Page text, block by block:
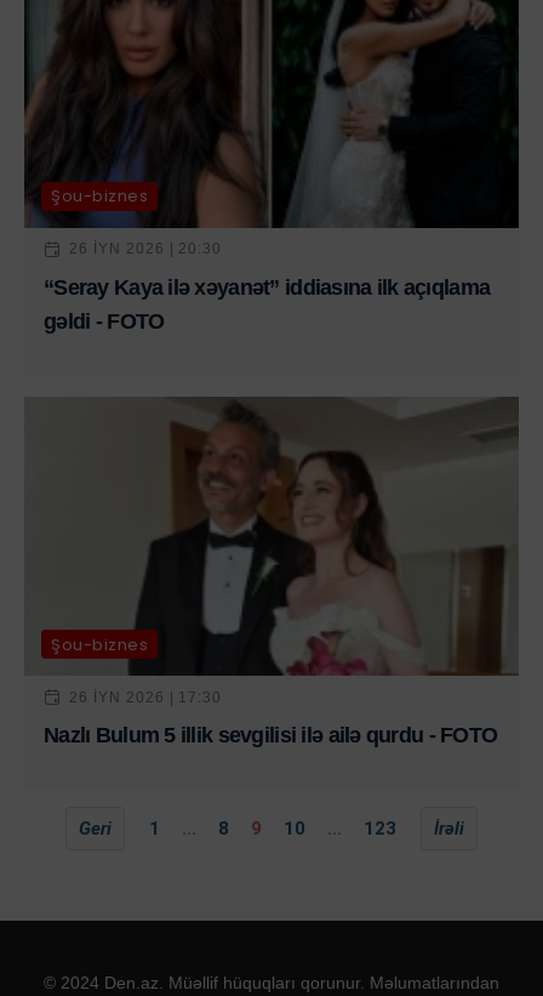
Şou-biznes
26 IYN 2026 | 20:30
“Seray Kaya ilə xəyanət” iddiasına ilk açıqlama
gəldi - FOTO
Şou-biznes
26 IYN 2026 | 17:30
Nazlı Bulum 5 illik sevgilisi ilə ailə qurdu - FOTO
Geri 1 ... 8 9 10 ... 123 İrəli
© 2024 Den.az. Müəllif hüquqları qorunur. Məlumatlarından